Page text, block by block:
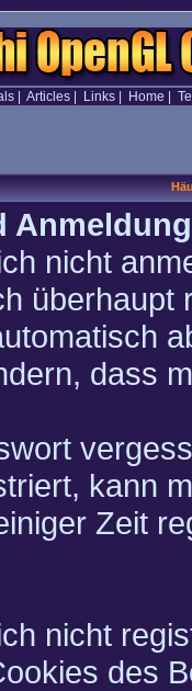
| Articles| Links| Home
Anmeldung
nicht
überhaupt
dass
kann
Zeit
nicht
des